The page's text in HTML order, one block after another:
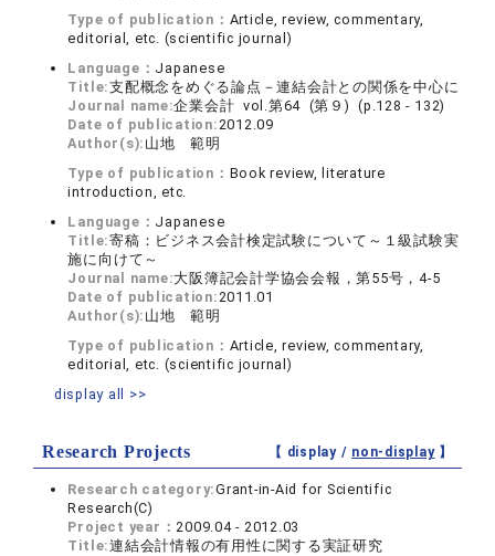
Type of publication： Article, review, commentary,
editorial, etc. (scientific journal)
Language： Japanese
Title:支配概念をめぐる論点－連結会計との関係を中心に
Journal name:企業会計 vol.第64 (第９) (p.128 - 132)
Date of publication:2012.09
Author(s): 山地 範明
Type of publication： Book review, literature
introduction, etc.
Language： Japanese
Title:寄稿：ビジネス会計検定試験について～１級試験実
施に向けて～
Journal name:大阪簿記会計学協会会報，第55号，4-5
Date of publication:2011.01
Author(s): 山地 範明
Type of publication： Article, review, commentary,
editorial, etc. (scientific journal)
display all >>
Research Projects 【 display / non-display】
Research category:Grant-in-Aid for Scientific
Research(C)
Project year：2009.04 - 2012.03
Title:連結会計情報の有用性に関する実証研究